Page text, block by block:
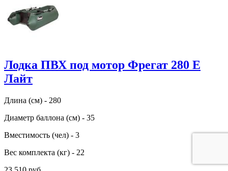
Лодка ПВХ под мотор Фрегат 280 Е
Лайт
Длина (см) - 280
Диаметр баллона (см) - 35
Вместимость (чел) - 3
Вес комплекта (кг) - 22